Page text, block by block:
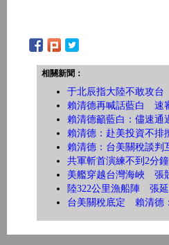
相關新聞：
于北辰指大陸不敢攻
賴清德再喊話藍白 速
賴清德籲藍白：儘速通
賴清德：赴美投資不排
賴清德：台美關稅談
共軍斬首演練不到2分
美艦穿越台灣海峽 張
陸322公里漁船陣 張
台美關稅底定 賴清德